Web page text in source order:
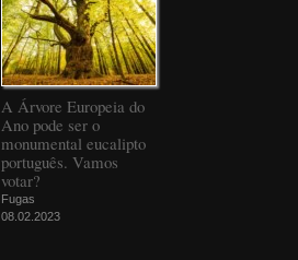
A Árvore Europeia do
Ano pode ser o
monumental eucalipto
português. Vamos
votar?
Fugas
08.02.2023